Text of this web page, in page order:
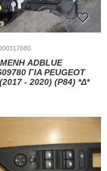
ADBLUE
ΓΙΑ PEUGEOT
- 2020) (P84) *Δ*